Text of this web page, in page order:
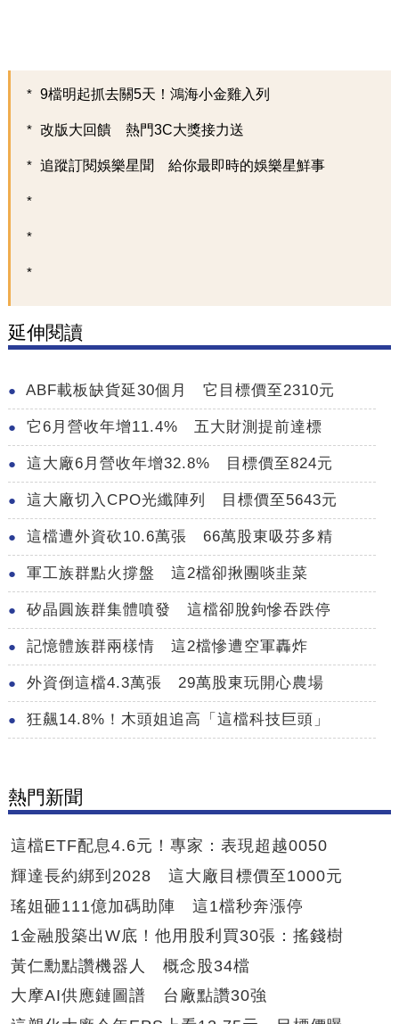
9檔明起抓去關5天！鴻海小金雞入列
改版大回饋 熱門3C大獎接力送
追蹤訂閱娛樂星聞 給你最即時的娛樂星鮮事
延伸閱讀
ABF載板缺貨延30個月 它目標價至2310元
它6月營收年增11.4% 五大財測提前達標
這大廠6月營收年增32.8% 目標價至824元
這大廠切入CPO光纖陣列 目標價至5643元
這檔遭外資砍10.6萬張 66萬股東吸芬多精
軍工族群點火撐盤 這2檔卻揪團啖韭菜
矽晶圓族群集體噴發 這檔卻脫鉤慘吞跌停
記憶體族群兩樣情 這2檔慘遭空軍轟炸
外資倒這檔4.3萬張 29萬股東玩開心農場
狂飆14.8%！木頭姐追高「這檔科技巨頭」
熱門新聞
這檔ETF配息4.6元！專家：表現超越0050
輝達長約綁到2028 這大廠目標價至1000元
瑤姐砸111億加碼助陣 這1檔秒奔漲停
1金融股築出W底！他用股利買30張：搖錢樹
黃仁勳點讚機器人 概念股34檔
大摩AI供應鏈圖譜 台廠點讚30強